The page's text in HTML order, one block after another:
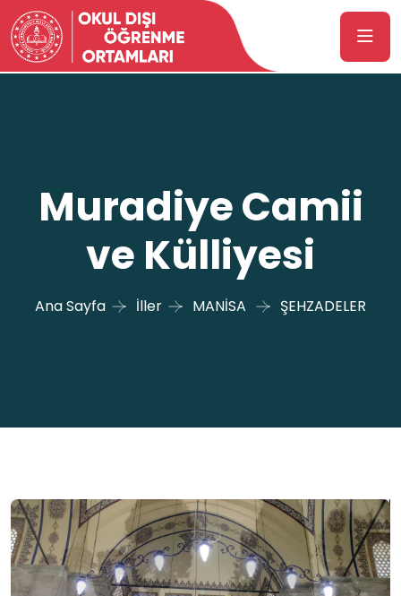
Muradiye Camii
ve Külliyesi
Ana Sayfa İller MANİSA ŞEHZADELER